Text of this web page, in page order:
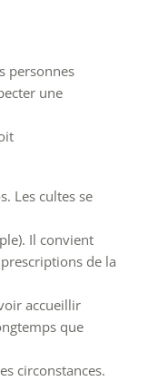
personnes
une
Les cultes se
Il convient
de la
accueillir
que
circonstances.